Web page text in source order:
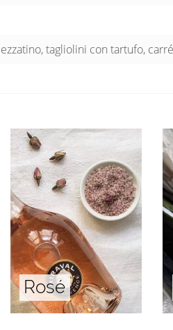
tagliolini con tartufo,
Rosé